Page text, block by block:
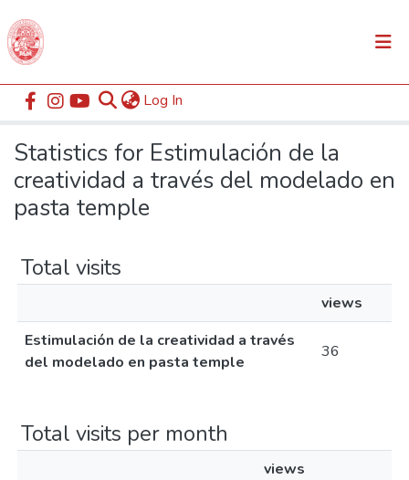
Log In
Communities & Collections
All of DSpace
Home Statistics
Statistics for Estimulación de la
creatividad a través del modelado en
pasta temple
Total visits
views
Estimulación de la creatividad a través
del modelado en pasta temple
36
Total visits per month
views